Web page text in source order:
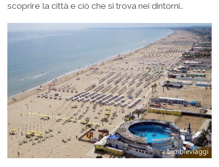
scoprire la città e ciò che si trova nei dintorni..